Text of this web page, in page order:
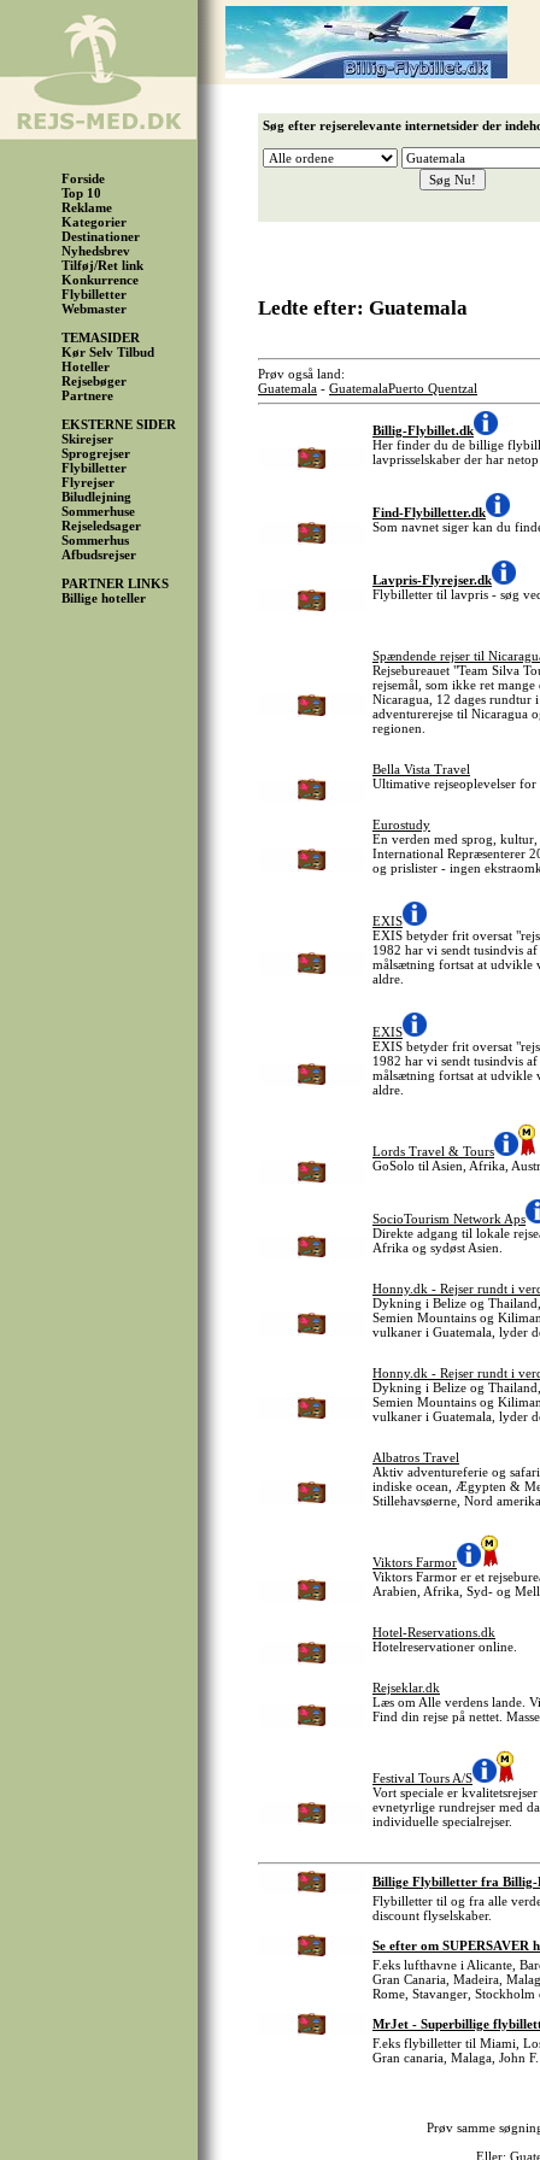
Forside
Top 10
Reklame
Kategorier
Destinationer
Nyhedsbrev
Tilføj/Ret link
Konkurrence
Flybilletter
Webmaster
TEMASIDER
Kør Selv Tilbud
Hoteller
Rejsebøger
Partnere
EKSTERNE SIDER
Skirejser
Sprogrejser
Flybilletter
Flyrejser
Biludlejning
Sommerhuse
Rejseledsager
Sommerhus
Afbudsrejser
PARTNER LINKS
Billige hoteller
Søg efter rejserelevante internetsider der
Ledte efter: Guatemala
Prøv også land:
Guatemala - GuatemalaPuerto Quentzal
Billig-Flybillet.dk
Her finder du de billige
lavprisselskaber der har
Find-Flybilletter.dk
Som navnet siger kan du
Lavpris-Flyrejser.dk
Flybilletter til lavpris - søg
Spændende rejser til
Rejsebureauet "Team Silva
rejsemål, som ikke ret
Nicaragua, 12 dages rundtur
adventurerejse til Nicaragua
regionen.
Bella Vista Travel
Ultimative rejseoplevelser for
Eurostudy
En verden med sprog,
International Repræsenterer
og prislister - ingen
EXIS
EXIS betyder frit oversat
1982 har vi sendt tusindvis
målsætning fortsat at udvikle
aldre.
EXIS
EXIS betyder frit oversat
1982 har vi sendt tusindvis
målsætning fortsat at udvikle
aldre.
Lords Travel & Tours
GoSolo til Asien, Afrika,
SocioTourism Network Aps
Direkte adgang til lokale
Afrika og sydøst Asien.
Honny.dk - Rejser rundt i
Dykning i Belize og
Semien Mountains og
vulkaner i Guatemala, lyder
Honny.dk - Rejser rundt i
Dykning i Belize og
Semien Mountains og
vulkaner i Guatemala, lyder
Albatros Travel
Aktiv adventureferie og
indiske ocean, Ægypten &
Stillehavsøerne, Nord
Viktors Farmor
Viktors Farmor er et
Arabien, Afrika, Syd- og
Hotel-Reservations.dk
Hotelreservationer online.
Rejseklar.dk
Læs om Alle verdens lande.
Find din rejse på nettet.
Festival Tours A/S
Vort speciale er
evnetyrlige rundrejser med
individuelle specialrejser.
Billige Flybilletter fra
Flybilletter til og fra alle
discount flyselskaber.
Se efter om
F.eks lufthavne i Alicante,
Gran Canaria, Madeira,
Rome, Stavanger, Stockholm
MrJet - Superbillige
F.eks flybilletter til Miami,
Gran canaria, Malaga, John
Prøv samme
Eller: